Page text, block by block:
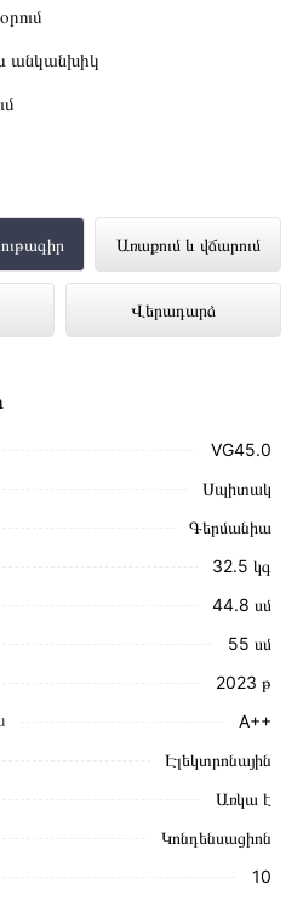
անկանխիկ
Առաքում և վճարում
Վերադարձ
Լվացող Մեքենա
է
խանութում լավագույն
սեղմեք
կայքում նշված
VG45.0
Սպիտակ
Գերմանիա
32.5 կգ
44.8 սմ
55 սմ
2023 թ
A++
Էլեկտրոնային
Առկա է
Կոնդենսացիոն
10